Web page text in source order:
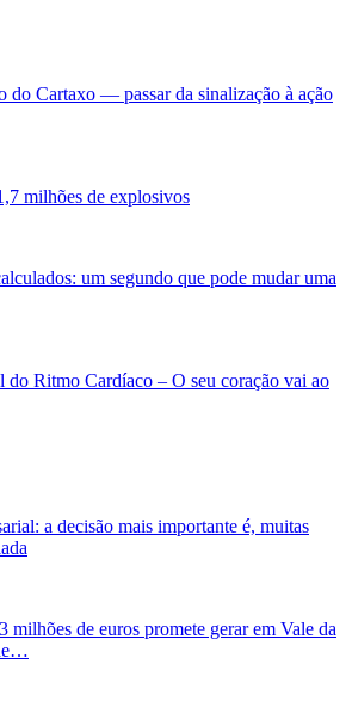
do Cartaxo — passar da sinalização à ação
milhões de explosivos
um segundo que pode mudar uma
do Ritmo Cardíaco – O seu coração vai ao
a decisão mais importante é, muitas
milhões de euros promete gerar em Vale da